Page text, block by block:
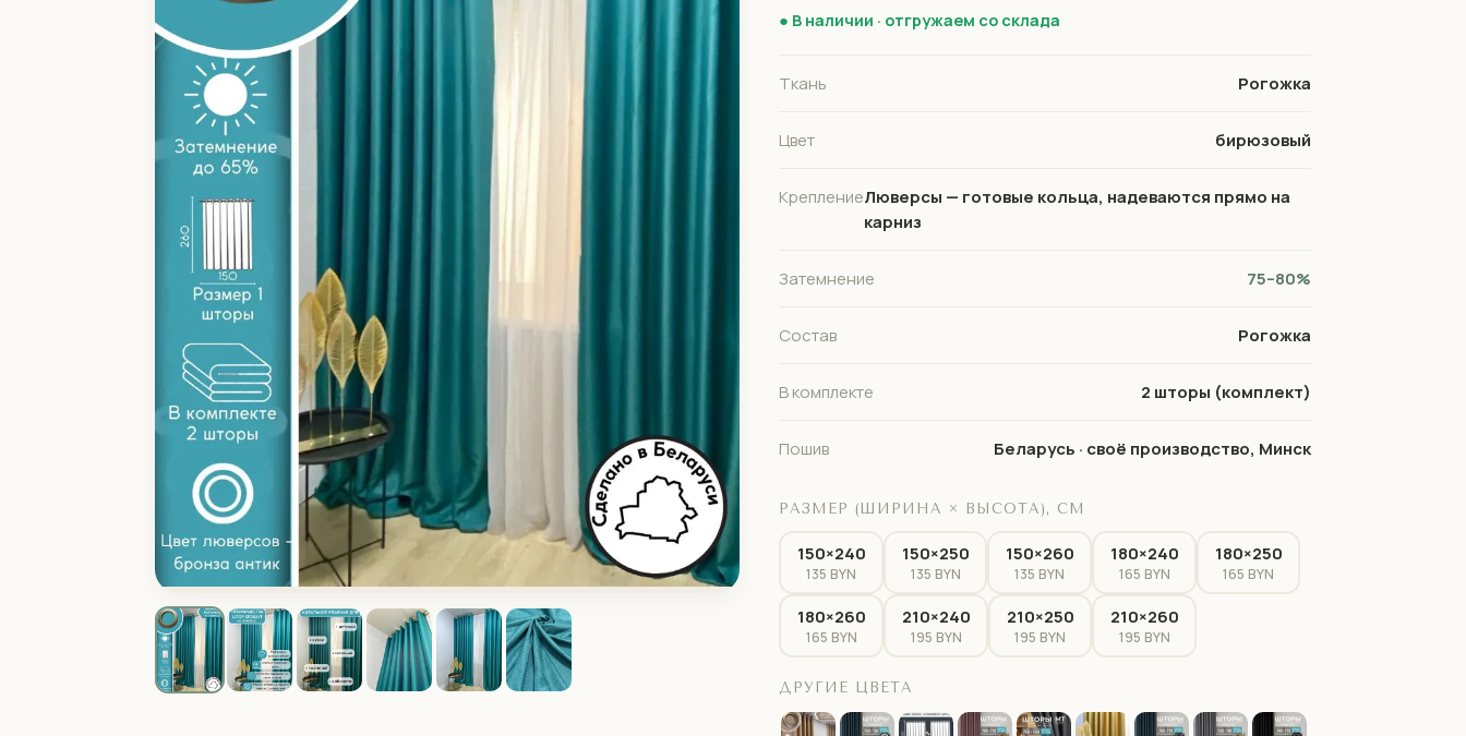
● В наличии · отгружаем со склада
Ткань Рогожка
Цвет бирюзовый
КреплениеЛюверсы — готовые кольца, надеваются прямо на
карниз
Затемнение 75–80%
Состав Рогожка
В комплекте 2 шторы (комплект)
Пошив Беларусь · своё производство, Минск
РАЗМЕР (ШИРИНА × ВЫСОТА), СМ
150×240
135 BYN
150×250
135 BYN
150×260
135 BYN
180×240
165 BYN
180×250
165 BYN
180×260
165 BYN
210×240
195 BYN
210×250
195 BYN
210×260
195 BYN
ДРУГИЕ ЦВЕТА